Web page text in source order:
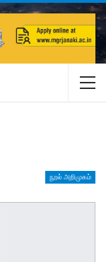
நூல் அறிமுகம்